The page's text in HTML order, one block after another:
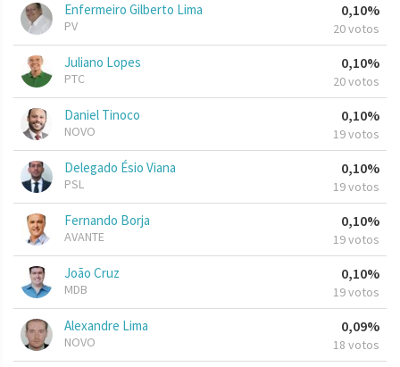
Enfermeiro Gilberto Lima
PV
0,10%
20 votos
Juliano Lopes
PTC
0,10%
20 votos
Daniel Tinoco
NOVO
0,10%
19 votos
Delegado Ésio Viana
PSL
0,10%
19 votos
Fernando Borja
AVANTE
0,10%
19 votos
João Cruz
MDB
0,10%
19 votos
Alexandre Lima
NOVO
0,09%
18 votos